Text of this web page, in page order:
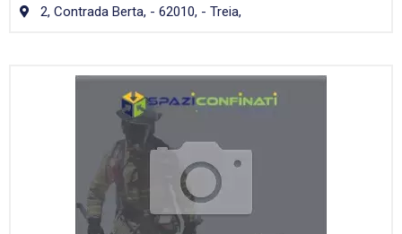
2, Contrada Berta, - 62010, - Treia,